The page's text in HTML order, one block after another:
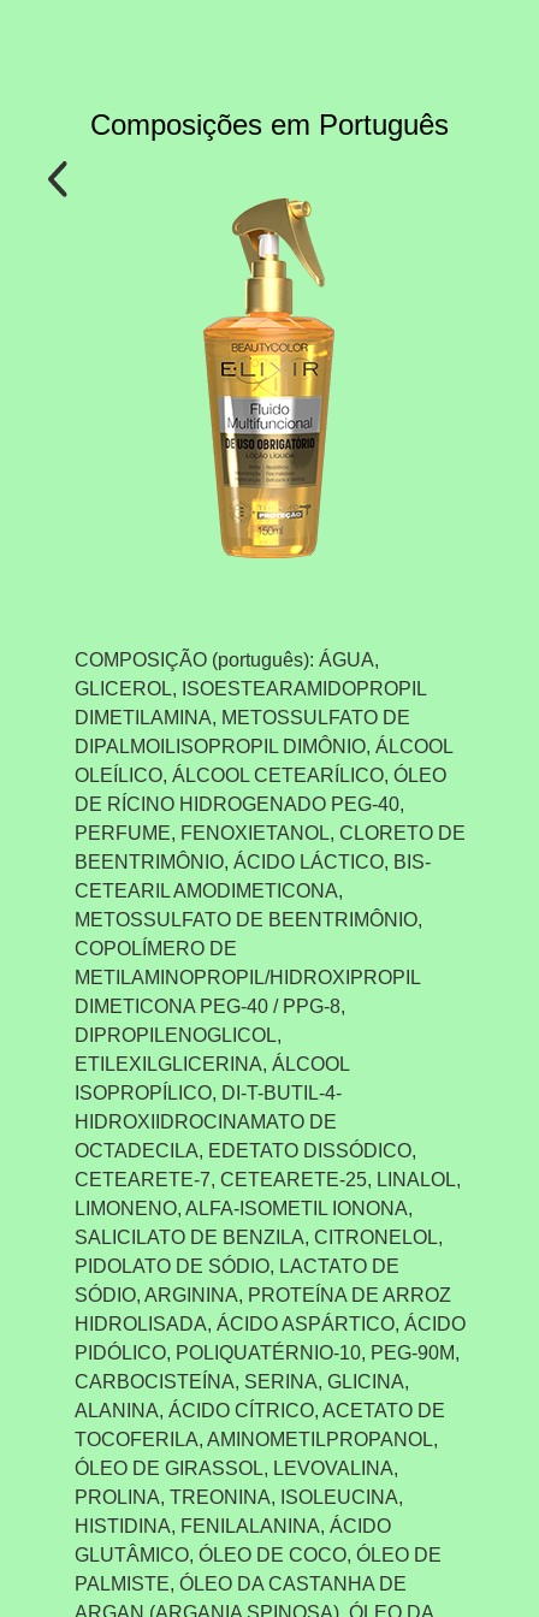
Composições em Português
COMPOSIÇÃO (português): ÁGUA,
GLICEROL, ISOESTEARAMIDOPROPIL
DIMETILAMINA, METOSSULFATO DE
DIPALMOILISOPROPIL DIMÔNIO, ÁLCOOL
OLEÍLICO, ÁLCOOL CETEARÍLICO, ÓLEO
DE RÍCINO HIDROGENADO PEG-40,
PERFUME, FENOXIETANOL, CLORETO DE
BEENTRIMÔNIO, ÁCIDO LÁCTICO, BIS-
CETEARIL AMODIMETICONA,
METOSSULFATO DE BEENTRIMÔNIO,
COPOLÍMERO DE
METILAMINOPROPIL/HIDROXIPROPIL
DIMETICONA PEG-40 / PPG-8,
DIPROPILENOGLICOL,
ETILEXILGLICERINA, ÁLCOOL
ISOPROPÍLICO, DI-T-BUTIL-4-
HIDROXIIDROCINAMATO DE
OCTADECILA, EDETATO DISSÓDICO,
CETEARETE-7, CETEARETE-25, LINALOL,
LIMONENO, ALFA-ISOMETIL IONONA,
SALICILATO DE BENZILA, CITRONELOL,
PIDOLATO DE SÓDIO, LACTATO DE
SÓDIO, ARGININA, PROTEÍNA DE ARROZ
HIDROLISADA, ÁCIDO ASPÁRTICO, ÁCIDO
PIDÓLICO, POLIQUATÉRNIO-10, PEG-90M,
CARBOCISTEÍNA, SERINA, GLICINA,
ALANINA, ÁCIDO CÍTRICO, ACETATO DE
TOCOFERILA, AMINOMETILPROPANOL,
ÓLEO DE GIRASSOL, LEVOVALINA,
PROLINA, TREONINA, ISOLEUCINA,
HISTIDINA, FENILALANINA, ÁCIDO
GLUTÂMICO, ÓLEO DE COCO, ÓLEO DE
PALMISTE, ÓLEO DA CASTANHA DE